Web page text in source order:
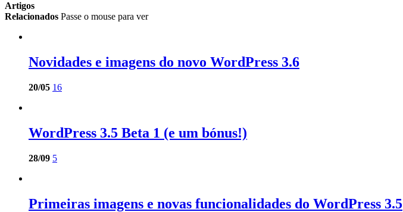
Artigos
Relacionados Passe o mouse para ver
Novidades e imagens do novo WordPress 3.6
20/05 16
WordPress 3.5 Beta 1 (e um bónus!)
28/09 5
Primeiras imagens e novas funcionalidades do WordPress 3.5